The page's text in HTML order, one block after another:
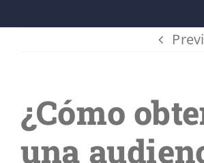
Videos
¿Cómo
una